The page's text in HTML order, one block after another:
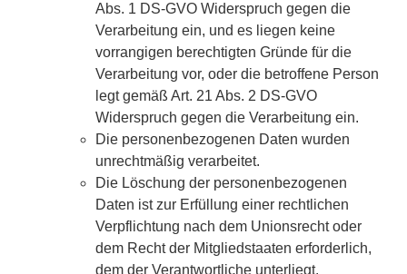
Abs. 1 DS-GVO Widerspruch gegen die
Verarbeitung ein, und es liegen keine
vorrangigen berechtigten Gründe für die
Verarbeitung vor, oder die betroffene Person
legt gemäß Art. 21 Abs. 2 DS-GVO
Widerspruch gegen die Verarbeitung ein.
Die personenbezogenen Daten wurden
unrechtmäßig verarbeitet.
Die Löschung der personenbezogenen
Daten ist zur Erfüllung einer rechtlichen
Verpflichtung nach dem Unionsrecht oder
dem Recht der Mitgliedstaaten erforderlich,
dem der Verantwortliche unterliegt.